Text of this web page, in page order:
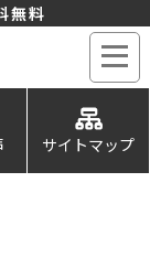
無料
サイトマップ